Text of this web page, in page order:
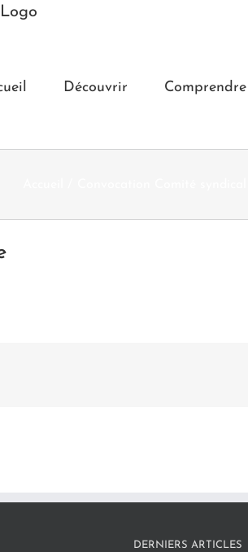
Découvrir Comprendre
DERNIERS ARTICLES